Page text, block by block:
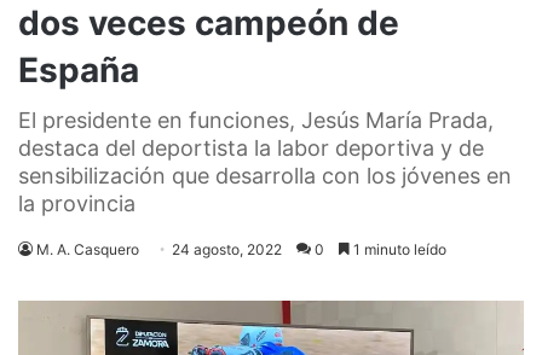
dos veces campeón de
España
El presidente en funciones, Jesús María Prada,
destaca del deportista la labor deportiva y de
sensibilización que desarrolla con los jóvenes en
la provincia
M. A. Casquero 24 agosto, 2022 0 1 minuto leído